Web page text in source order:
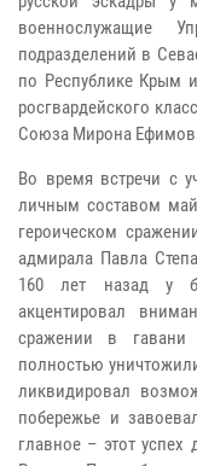
военнослужащие
подразделений в
по Республике Крым
росгвардейского
Союза Мирона
Во время встречи с
личным составом
героическом
адмирала Павла
160 лет назад у
акцентировал
сражении в гавани
полностью
ликвидировал
побережье и
главное – этот